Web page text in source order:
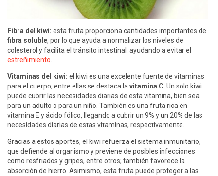
Fibra del kiwi: esta fruta proporciona cantidades importantes de
fibra soluble, por lo que ayuda a normalizar los niveles de
colesterol y facilita el tránsito intestinal, ayudando a evitar el
estreñimiento.
Vitaminas del kiwi: el kiwi es una excelente fuente de vitaminas
para el cuerpo, entre ellas se destaca lavitamina C. Un solo kiwi
puede cubrir las necesidades diarias de esta vitamina, bien sea
para un adulto o para un niño. También es una fruta rica en
vitamina E y ácido fólico, llegando a cubrir un 9% y un 20% de las
necesidades diarias de estas vitaminas, respectivamente.
Gracias a estos aportes, el kiwi refuerza el sistema inmunitario,
que defiende al organismo y previene de posibles infecciones
como resfriados y gripes, entre otros; también favorece la
absorción de hierro. Asimismo, esta fruta puede proteger a las